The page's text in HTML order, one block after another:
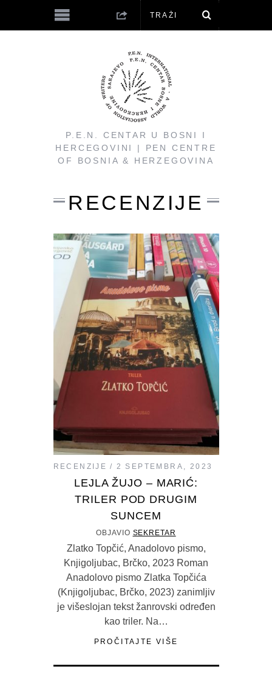
P.E.N. CENTAR U BOSNI I
HERCEGOVINI | PEN CENTRE
OF BOSNIA & HERZEGOVINA
RECENZIJE
RECENZIJE 2 SEPTEMBRA, 2023
LEJLA ŽUJO – MARIĆ:
TRILER POD DRUGIM
SUNCEM
OBJAVIO SEKRETAR
Zlatko Topčić, Anadolovo pismo,
Knjigoljubac, Brčko, 2023 Roman
Anadolovo pismo Zlatka Topčića
(Knjigoljubac, Brčko, 2023) zanimljiv
je višeslojan tekst žanrovski određen
kao triler. Na…
PROČITAJTE VIŠE